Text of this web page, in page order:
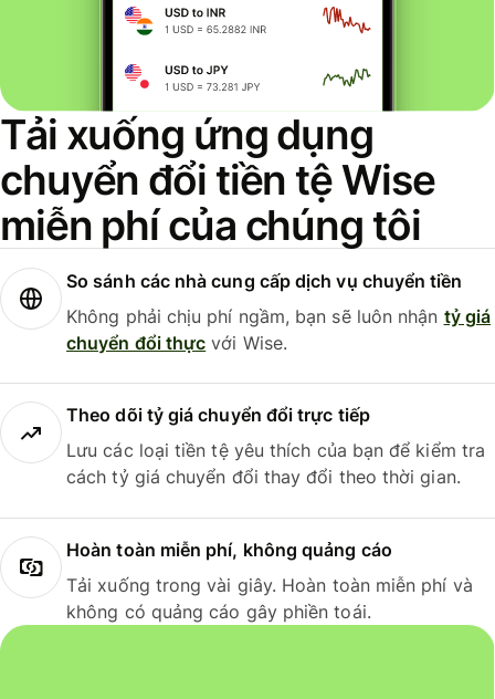
Tải xuống ứng dụng
chuyển đổi tiền tệ Wise
miễn phí của chúng tôi
So sánh các nhà cung cấp dịch vụ chuyển tiền
Không phải chịu phí ngầm, bạn sẽ luôn nhận tỷ giá
chuyển đổi thực với Wise.
Theo dõi tỷ giá chuyển đổi trực tiếp
Lưu các loại tiền tệ yêu thích của bạn để kiểm tra
cách tỷ giá chuyển đổi thay đổi theo thời gian.
Hoàn toàn miễn phí, không quảng cáo
Tải xuống trong vài giây. Hoàn toàn miễn phí và
không có quảng cáo gây phiền toái.